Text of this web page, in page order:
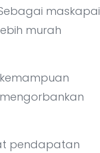
maskapai
murah
pendapatan